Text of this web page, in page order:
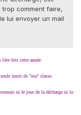
comment faire,
lui envoyer un mail
fois cette année.
instit de "ma" classe.
ni le jour de la décharge ni la